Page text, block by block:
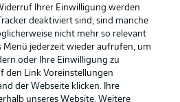
Ihrer Einwilligung werden
deaktiviert sind, sind manche
nicht mehr so relevant
Menü jederzeit wieder aufrufen, um
oder Ihre Einwilligung zu
den Link Voreinstellungen
der Webseite klicken. Ihre
unseres Website. Weitere